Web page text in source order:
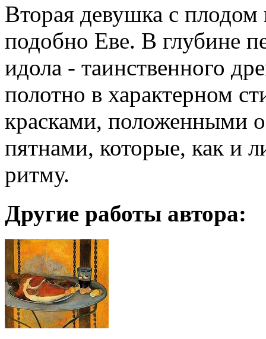
Вторая девушка с плодом
подобно Еве. В глубине
идола - таинственного
полотно в характерном
красками, положенными
пятнами, которые, как и
ритму.
Другие работы автора: